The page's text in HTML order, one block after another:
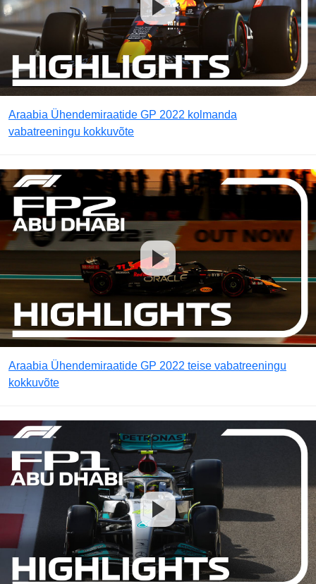
Araabia Ühendemiraatide GP 2022 kolmanda
vabatreeningu kokkuvõte
Araabia Ühendemiraatide GP 2022 teise vabatreeningu
kokkuvõte